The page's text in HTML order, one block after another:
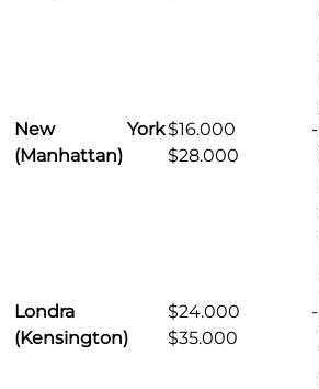
New York
(Manhattan)
$16.000 -
$28.000
Londra
(Kensington)
$24.000 -
$35.000